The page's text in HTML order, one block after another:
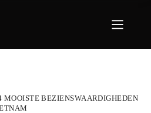
MOOISTE BEZIENSWAARDIGHEDEN